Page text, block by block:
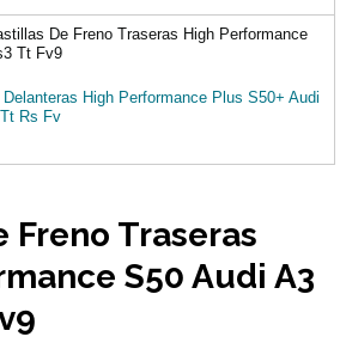
De Freno Traseras High Performance
Tt Fv9
High Performance Plus S50+ Audi
Rs Fv
Freno Traseras
S50 Audi A3